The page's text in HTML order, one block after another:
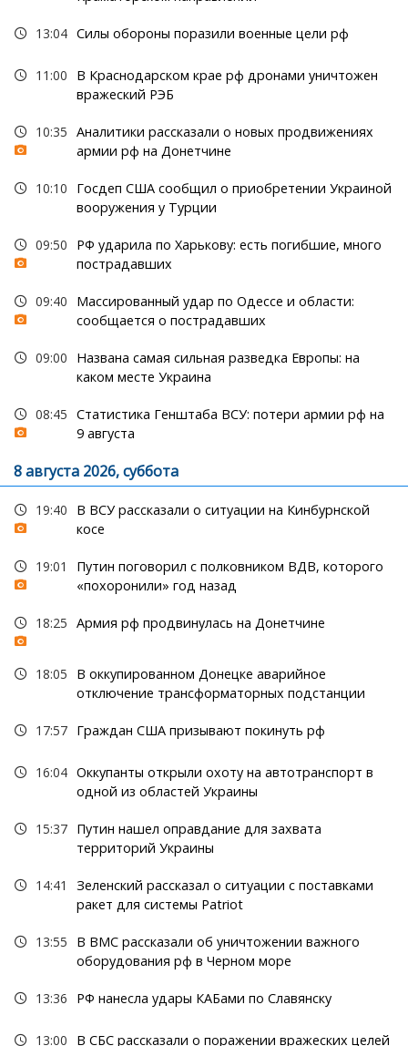
13:04 Силы обороны поразили военные цели рф
11:00
В Краснодарском крае рф дронами уничтожен
вражеский РЭБ
10:35 Аналитики рассказали о новых продвижениях
армии рф на Донетчине
10:10
Госдеп США сообщил о приобретении Украиной
вооружения у Турции
09:50
РФ ударила по Харькову: есть погибшие, много
пострадавших
09:40
Массированный удар по Одессе и области:
сообщается о пострадавших
09:00
Названа самая сильная разведка Европы: на
каком месте Украина
08:45 Статистика Генштаба ВСУ: потери армии рф на
9 августа
8 августа 2026, суббота
19:40
В ВСУ рассказали о ситуации на Кинбурнской
косе
19:01
Путин поговорил с полковником ВДВ, которого
«похоронили» год назад
18:25 Армия рф продвинулась на Донетчине
18:05
В оккупированном Донецке аварийное
отключение трансформаторных подстанции
17:57 Граждан США призывают покинуть рф
16:04 Оккупанты открыли охоту на автотранспорт в
одной из областей Украины
15:37 Путин нашел оправдание для захвата
территорий Украины
14:41
Зеленский рассказал о ситуации с поставками
ракет для системы Patriot
13:55
В ВМС рассказали об уничтожении важного
оборудования рф в Черном море
13:36 РФ нанесла удары КАБами по Славянску
13:00 В СБС рассказали о поражении вражеских целей